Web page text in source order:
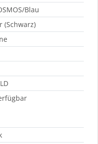
Blau
(Schwarz)